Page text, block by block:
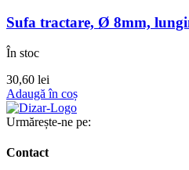
Sufa tractare, Ø 8mm,
În stoc
30,60 lei
Adaugă în coș
Urmărește-ne pe:
Contact